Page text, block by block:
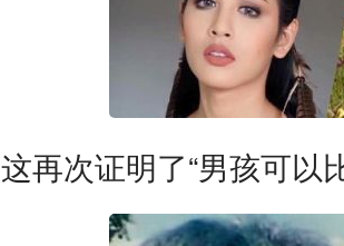
这再次证明了“男孩可以